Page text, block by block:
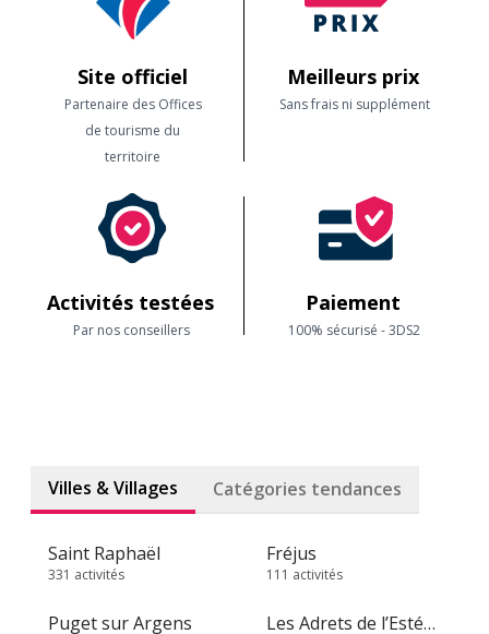
Site officiel
Partenaire des Offices
de tourisme du
territoire
Meilleurs prix
Sans frais ni supplément
Activités testées
Par nos conseillers
Paiement
100% sécurisé - 3DS2
Villes & Villages Catégories tendances
Saint Raphaël
331 activités
Fréjus
111 activités
Puget sur Argens Les Adrets de l’Estérel